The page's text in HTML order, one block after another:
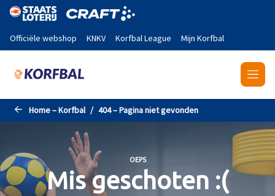
Naar de hoofdinhoud gaan
Officiële webshop KNKV Korfbal League Mijn Korfbal
Home – Korfbal 404 – Pagina niet gevonden
OEPS
Mis geschoten :(